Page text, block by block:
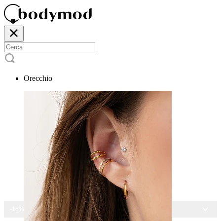
Orecchio
-15% SU TUTTI I GIOIELLI